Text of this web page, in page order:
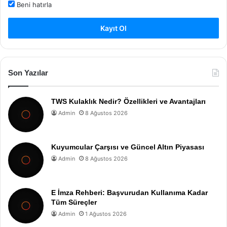
Beni hatırla
Kayıt Ol
Son Yazılar
TWS Kulaklık Nedir? Özellikleri ve Avantajları
Admin 8 Ağustos 2026
Kuyumcular Çarşısı ve Güncel Altın Piyasası
Admin 8 Ağustos 2026
E İmza Rehberi: Başvurudan Kullanıma Kadar
Tüm Süreçler
Admin 1 Ağustos 2026